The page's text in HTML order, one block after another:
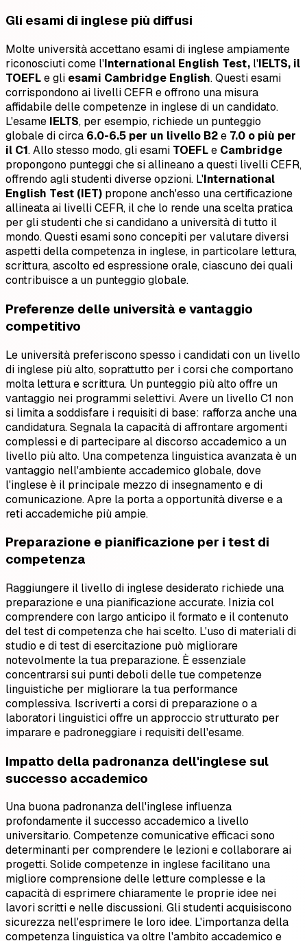
Gli esami di inglese più diffusi
Molte università accettano esami di inglese ampiamente
riconosciuti come l'International English Test, l'IELTS, il
TOEFLe gli esami Cambridge English. Questi esami
corrispondono ai livelli CEFR e offrono una misura
affidabile delle competenze in inglese di un candidato.
L'esame IELTS, per esempio, richiede un punteggio
globale di circa 6.0-6.5 per un livello B2e 7.0 o più per
il C1. Allo stesso modo, gli esami TOEFLe Cambridge
propongono punteggi che si allineano a questi livelli CEFR,
offrendo agli studenti diverse opzioni. L'International
English Test (IET) propone anch'esso una certificazione
allineata ai livelli CEFR, il che lo rende una scelta pratica
per gli studenti che si candidano a università di tutto il
mondo. Questi esami sono concepiti per valutare diversi
aspetti della competenza in inglese, in particolare lettura,
scrittura, ascolto ed espressione orale, ciascuno dei quali
contribuisce a un punteggio globale.
Preferenze delle università e vantaggio
competitivo
Le università preferiscono spesso i candidati con un livello
di inglese più alto, soprattutto per i corsi che comportano
molta lettura e scrittura. Un punteggio più alto offre un
vantaggio nei programmi selettivi. Avere un livello C1 non
si limita a soddisfare i requisiti di base: rafforza anche una
candidatura. Segnala la capacità di affrontare argomenti
complessi e di partecipare al discorso accademico a un
livello più alto. Una competenza linguistica avanzata è un
vantaggio nell'ambiente accademico globale, dove
l'inglese è il principale mezzo di insegnamento e di
comunicazione. Apre la porta a opportunità diverse e a
reti accademiche più ampie.
Preparazione e pianificazione per i test di
competenza
Raggiungere il livello di inglese desiderato richiede una
preparazione e una pianificazione accurate. Inizia col
comprendere con largo anticipo il formato e il contenuto
del test di competenza che hai scelto. L'uso di materiali di
studio e di test di esercitazione può migliorare
notevolmente la tua preparazione. È essenziale
concentrarsi sui punti deboli delle tue competenze
linguistiche per migliorare la tua performance
complessiva. Iscriverti a corsi di preparazione o a
laboratori linguistici offre un approccio strutturato per
imparare e padroneggiare i requisiti dell'esame.
Impatto della padronanza dell'inglese sul
successo accademico
Una buona padronanza dell'inglese influenza
profondamente il successo accademico a livello
universitario. Competenze comunicative efficaci sono
determinanti per comprendere le lezioni e collaborare ai
progetti. Solide competenze in inglese facilitano una
migliore comprensione delle letture complesse e la
capacità di esprimere chiaramente le proprie idee nei
lavori scritti e nelle discussioni. Gli studenti acquisiscono
sicurezza nell'esprimere le loro idee. L'importanza della
competenza linguistica va oltre l'ambito accademico e